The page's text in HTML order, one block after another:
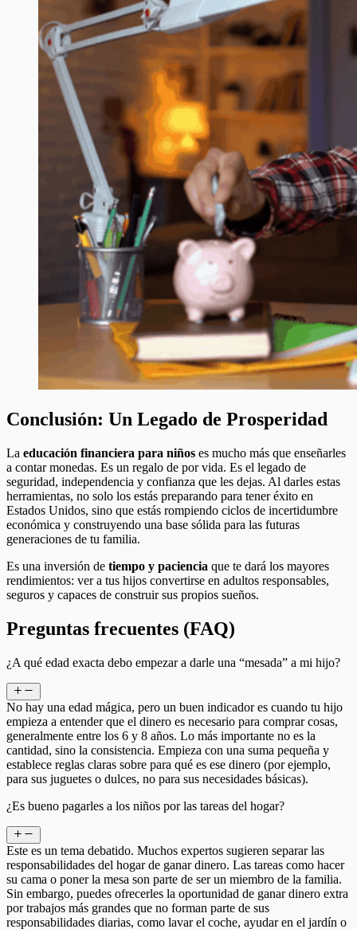
Conclusión: Un Legado de Prosperidad
La educación financiera para niños es mucho más que enseñarles
a contar monedas. Es un regalo de por vida. Es el legado de
seguridad, independencia y confianza que les dejas. Al darles estas
herramientas, no solo los estás preparando para tener éxito en
Estados Unidos, sino que estás rompiendo ciclos de incertidumbre
económica y construyendo una base sólida para las futuras
generaciones de tu familia.
Es una inversión de tiempo y paciencia que te dará los mayores
rendimientos: ver a tus hijos convertirse en adultos responsables,
seguros y capaces de construir sus propios sueños.
Preguntas frecuentes (FAQ)
¿A qué edad exacta debo empezar a darle una “mesada” a mi hijo?
No hay una edad mágica, pero un buen indicador es cuando tu hijo
empieza a entender que el dinero es necesario para comprar cosas,
generalmente entre los 6 y 8 años. Lo más importante no es la
cantidad, sino la consistencia. Empieza con una suma pequeña y
establece reglas claras sobre para qué es ese dinero (por ejemplo,
para sus juguetes o dulces, no para sus necesidades básicas).
¿Es bueno pagarles a los niños por las tareas del hogar?
Este es un tema debatido. Muchos expertos sugieren separar las
responsabilidades del hogar de ganar dinero. Las tareas como hacer
su cama o poner la mesa son parte de ser un miembro de la familia.
Sin embargo, puedes ofrecerles la oportunidad de ganar dinero extra
por trabajos más grandes que no forman parte de sus
responsabilidades diarias, como lavar el coche, ayudar en el jardín o